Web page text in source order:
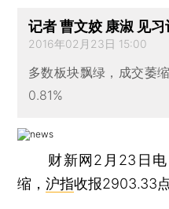
记者 曹文姣 康淑 见
2016年02月23日 15:00
多数板块飘绿，成交萎
0.81%
财新网2月23日电
缩，沪指收报2903.33点